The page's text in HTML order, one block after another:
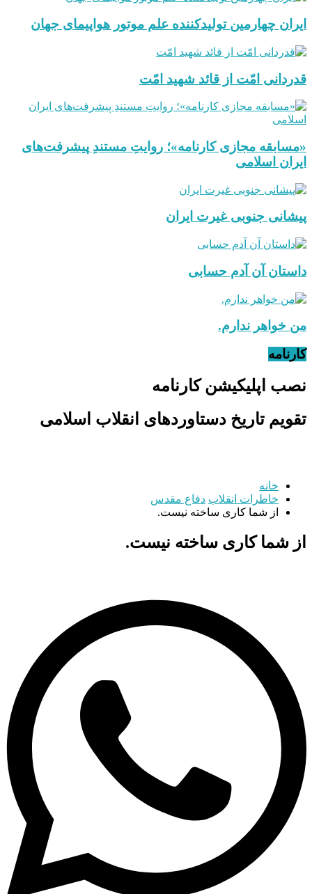
ایران چهارمین تولیدکننده علم موتور هواپیمای جهان
قدردانی امّت از قائد شهید امّت
«مسابقه مجازی کارنامه»؛ روایتِ مستندِ پیشرفت‌های
ایران اسلامی
پیشانی جنوبی غیرت ایران
داستان آن آدم حسابی
من خواهر ندارم.
کارنامه
نصب اپلیکیشن کارنامه
تقویم تاریخ دستاوردهای انقلاب اسلامی
خانه
خاطرات انقلاب دفاع مقدس
از شما کاری ساخته نیست.
از شما کاری ساخته نیست.